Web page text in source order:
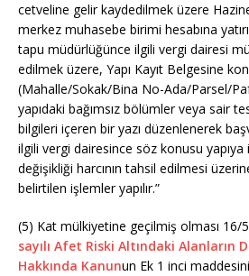
cetveline gelir kaydedilmek üzere
merkez muhasebe birimi hesabına
tapu müdürlüğünce ilgili vergi dairesi
edilmek üzere, Yapı Kayıt Belgesine
(Mahalle/Sokak/Bina No-Ada/Parsel/
yapıdaki bağımsız bölümler veya sair
bilgileri içeren bir yazı düzenlenerek
ilgili vergi dairesince söz konusu yapıya
değişikliği harcının tahsil edilmesi
belirtilen işlemler yapılır.”
(5) Kat mülkiyetine geçilmiş olması 16/
sayılı Afet Riski Altındaki Alanların
Hakkında Kanunun Ek 1 inci